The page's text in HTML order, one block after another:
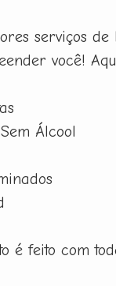
serviços
você!
Álcool
é feito com